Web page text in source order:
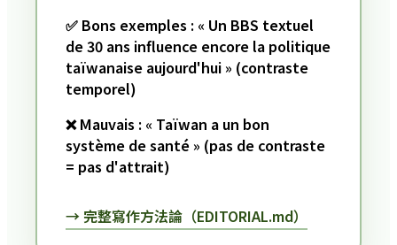
✅ Bons exemples : « Un BBS textuel
de 30 ans influence encore la politique
taïwanaise aujourd'hui » (contraste
temporel)
❌ Mauvais : « Taïwan a un bon
système de santé » (pas de contraste
= pas d'attrait)
→ 完整寫作方法論（EDITORIAL.md）